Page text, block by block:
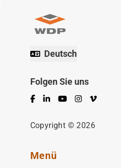
Deutsch
Folgen Sie uns
Facebook
LinkedInYouTubeInstagram
Vimeo
Copyright © 2026
Menü